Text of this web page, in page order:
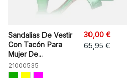
Sandalias De Vestir
Con Tacón Para
Mujer De...
21000535
30,00 €
65,95 €